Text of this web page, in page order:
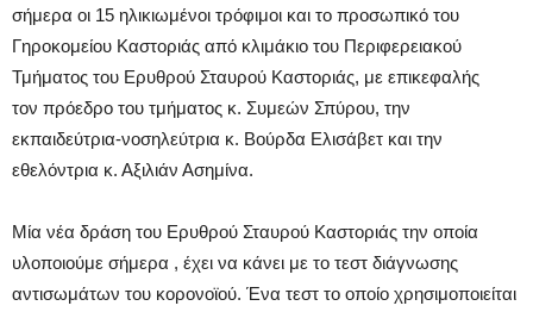
σήμερα οι 15 ηλικιωμένοι τρόφιμοι και το προσωπικό του
Γηροκομείου Καστοριάς από κλιμάκιο του Περιφερειακού
Τμήματος του Ερυθρού Σταυρού Καστοριάς, με επικεφαλής
τον πρόεδρο του τμήματος κ. Συμεών Σπύρου, την
εκπαιδεύτρια-νοσηλεύτρια κ. Βούρδα Ελισάβετ και την
εθελόντρια κ. Αξιλιάν Ασημίνα.
Μία νέα δράση του Ερυθρού Σταυρού Καστοριάς την οποία
υλοποιούμε σήμερα , έχει να κάνει με το τεστ διάγνωσης
αντισωμάτων του κορονοϊού. Ένα τεστ το οποίο χρησιμοποιείται